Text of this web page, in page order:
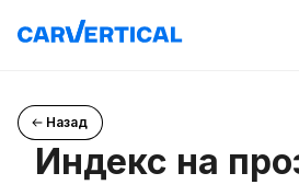
Назад
Индекс на